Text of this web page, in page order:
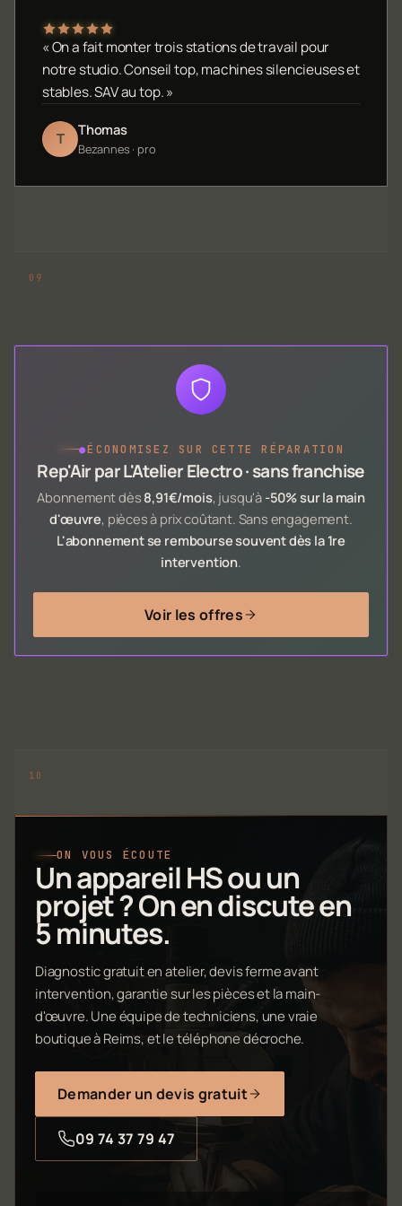
« On a fait monter trois stations de travail pour
notre studio. Conseil top, machines silencieuses et
stables. SAV au top. »
T Thomas
Bezannes · pro
●ÉCONOMISEZ SUR CETTE RÉPARATION
Rep'Air par L'Atelier Electro · sans franchise
Abonnement dès 8,91€/mois, jusqu'à -50% sur la main
d'œuvre, pièces à prix coûtant. Sans engagement.
L'abonnement se rembourse souvent dès la 1re
intervention.
Voir les offres
ON VOUS ÉCOUTE
Un appareil HS ou un
projet ? On en discute en
5 minutes.
Diagnostic gratuit en atelier, devis ferme avant
intervention, garantie sur les pièces et la main-
d'œuvre. Une équipe de techniciens, une vraie
boutique à Reims, et le téléphone décroche.
Demander un devis gratuit
09 74 37 79 47